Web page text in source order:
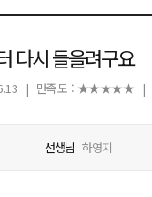
다시 들을려구요
| 만족도 : ★★★★★ |
선생님 하영지